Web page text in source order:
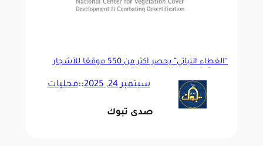
“الغطاء النباتي” يحصر أكثر من 550 موقعًا للأشجار
سبتمبر 24, 2025 ::محليات
صدى تبوك